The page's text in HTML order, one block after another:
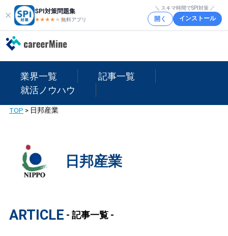
SPI対策問題集
★★★★ ★★
無料アプリ
＼ スキマ時間でSPI対策 ／
開く インストール
業界一覧
記事一覧
就活ノウハウ
TOP > 日邦産業
日邦産業
ARTICLE - 記事一覧 -